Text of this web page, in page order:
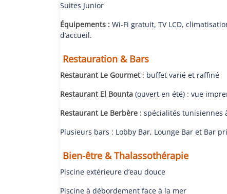
Suites Junior
Équipements : Wi-Fi gratuit, TV LCD,
d’accueil.
Restauration & Bars
Restaurant Le Gourmet: buffet varié et raffiné
Restaurant El Bounta (ouvert en été) : vue
Restaurant Le Berbère : spécialités tunisiennes
Plusieurs bars : Lobby Bar, Lounge Bar et Bar
Bien-être & Thalassothérapie
Piscine extérieure d’eau douce
Piscine à débordement face à la mer